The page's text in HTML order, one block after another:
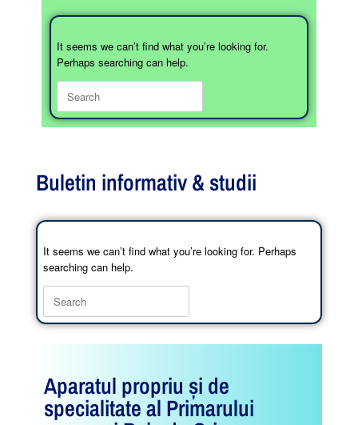
It seems we can’t find what you’re looking for.
Perhaps searching can help.
Buletin informativ & studii
It seems we can’t find what you’re looking for. Perhaps
searching can help.
Aparatul propriu și de
specialitate al Primarului